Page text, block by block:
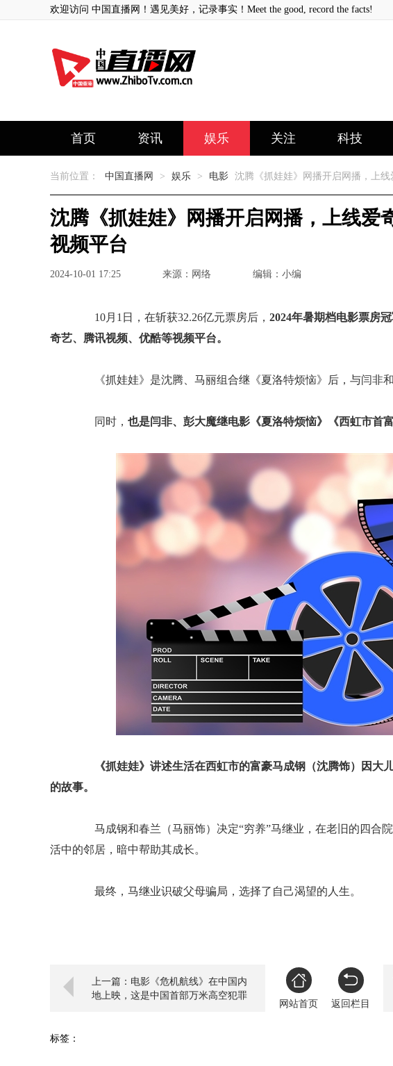
欢迎访问 中国直播网！遇见美好，记录事实！Meet the good, record the facts!
首页 资讯 娱乐 关注 科技
当前位置： 中国直播网 > 娱乐 > 电影 沈腾《抓娃娃》网播开启网播，上
沈腾《抓娃娃》网播开启网播，上线爱
视频平台
2024-10-01 17:25 来源：网络 编辑：小编
10月1日，在斩获32.26亿元票房后， 2024年暑期档电影票房
奇艺、腾讯视频、优酷等视频平台。
《抓娃娃》是沈腾、马丽组合继《夏洛特烦恼》后，与闫非和
同时， 也是闫非、彭大魔继电影《夏洛特烦恼》《西虹市首
《抓娃娃》讲述生活在西虹市的富豪马成钢（沈腾饰）因大
的故事。
马成钢和春兰（马丽饰）决定“穷养”马继业，在老旧的四合院
活中的邻居，暗中帮助其成长。
最终，马继业识破父母骗局，选择了自己渴望的人生。
上一篇：电影《危机航线》在中国内
地上映，这是中国首部万米高空犯罪
网站首页 返回栏目
标签：